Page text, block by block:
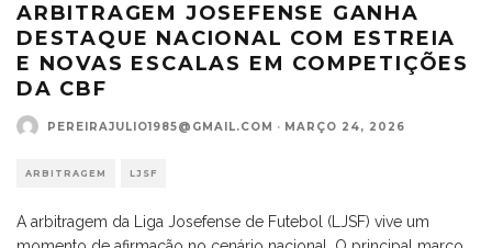
ARBITRAGEM JOSEFENSE GANHA
DESTAQUE NACIONAL COM ESTREIA
E NOVAS ESCALAS EM COMPETIÇÕES
DA CBF
PEREIRAJULIO1985@GMAIL.COM · MARÇO 24, 2026
ARBITRAGEM LJSF
A arbitragem da Liga Josefense de Futebol (LJSF) vive um